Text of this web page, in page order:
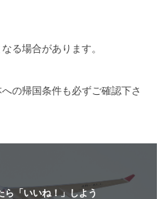
る場合があります。
の帰国条件も必ずご確認下さ
ら「いいね！」しよう